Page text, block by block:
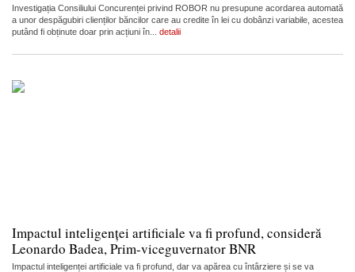
Investigația Consiliului Concurenței privind ROBOR nu presupune acordarea automată
a unor despăgubiri clienților băncilor care au credite în lei cu dobânzi variabile, acestea
putând fi obținute doar prin acțiuni în... detalii
Impactul inteligenței artificiale va fi profund, consideră
Leonardo Badea, Prim-viceguvernator BNR
Impactul inteligenței artificiale va fi profund, dar va apărea cu întârziere și se va